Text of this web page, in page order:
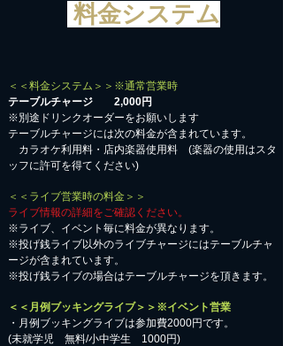
料金システム
＜＜料金システム＞＞※通常営業時
テーブルチャージ 2,000円
※別途ドリンクオーダーをお願いします
テーブルチャージには次の料金が含まれています。
カラオケ利用料・店内楽器使用料 (楽器の使用はスタ
ッフに許可を得てください)
＜＜ライブ営業時の料金＞＞
ライブ情報の詳細をご確認ください。
※ライブ、イベント毎に料金が異なります。
※投げ銭ライブ以外のライブチャージにはテーブルチャ
ージが含まれています。
※投げ銭ライブの場合はテーブルチャージを頂きます。
＜＜月例ブッキングライブ＞＞※イベント営業
・月例ブッキングライブは参加費2000円です。
​(未就学児 無料/小中学生 1000円)